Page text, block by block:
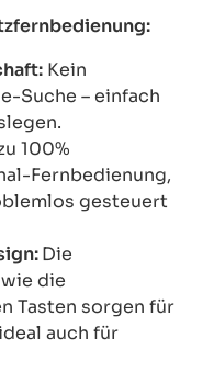
Kein
Suche – einfach
100%
Fernbedienung,
gesteuert
Die
die
Tasten sorgen für
auch für